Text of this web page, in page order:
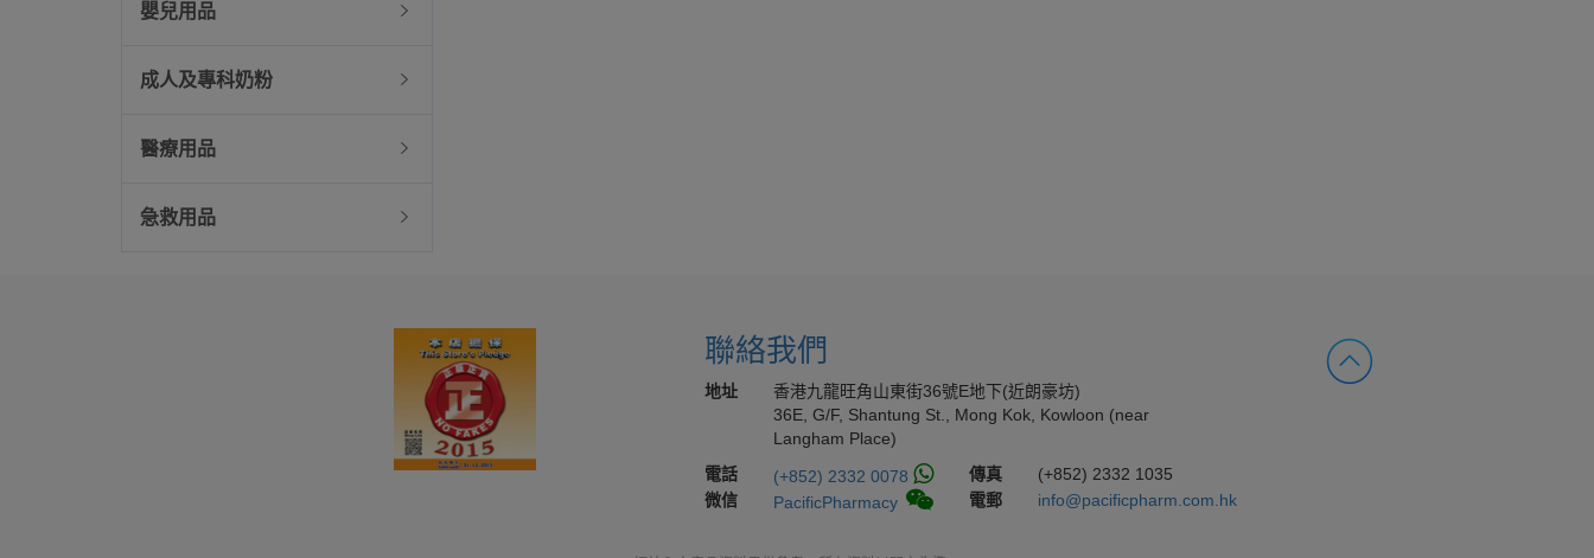
嬰兒用品
成人及專科奶粉
醫療用品
急救用品
聯絡我們
地址
香港九龍旺角山東街36號E地下(近朗豪坊)
36E, G/F, Shantung St., Mong Kok, Kowloon (near
Langham Place)
電話
(+852) 2332 0078 傳真
(+852) 2332 1035
微信
PacificPharmacy 電郵 info@pacificpharm.com.hk